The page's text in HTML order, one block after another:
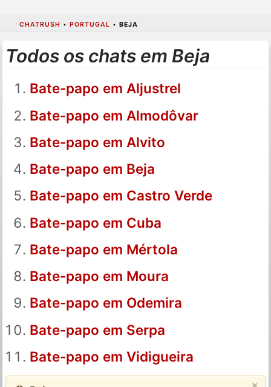
CHATRUSH • PORTUGAL • BEJA
Todos os chats em Beja
Bate-papo em Aljustrel
Bate-papo em Almodôvar
Bate-papo em Alvito
Bate-papo em Beja
Bate-papo em Castro Verde
Bate-papo em Cuba
Bate-papo em Mértola
Bate-papo em Moura
Bate-papo em Odemira
Bate-papo em Serpa
Bate-papo em Vidigueira